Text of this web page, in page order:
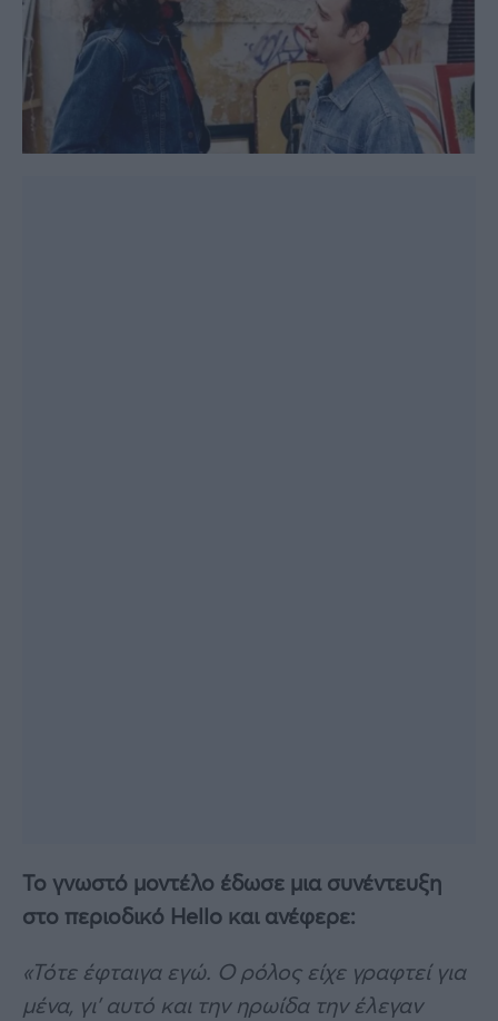
Το γνωστό μοντέλο έδωσε μια συνέντευξη
στο περιοδικό Hello και ανέφερε:
«Τότε έφταιγα εγώ. Ο ρόλος είχε γραφτεί για
μένα, γι’ αυτό και την ηρωίδα την έλεγαν